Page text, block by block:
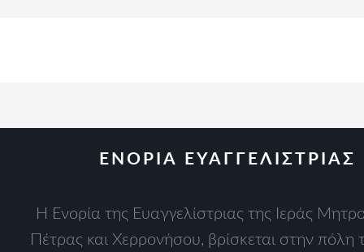
ΕΝΟΡΙΑ ΕΥΑΓΓΕΛΙΣΤΡΙΑΣ
Η Ενορία της Ευαγγελίστριας της Ιεράς
Πέτρας και Χερρονήσου, βρίσκεται στην πόλη